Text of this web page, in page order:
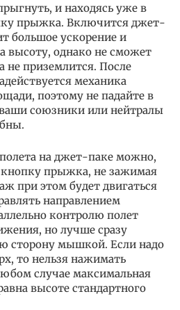
и находясь уже в
прыжка. Включится джет-
большое ускорение и
высоту, однако не сможет
не приземлится. После
механика
поэтому не падайте в
ваши союзники или нейтралы
на джет-паке можно,
прыжка, не зажимая
при этом будет двигаться
направлением
контролю полет
но лучше сразу
сторону мышкой. Если надо
то нельзя нажимать
случае максимальная
высоте стандартного